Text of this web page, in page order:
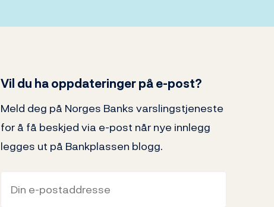
Vil du ha oppdateringer på e-post?
Meld deg på Norges Banks varslingstjeneste
for å få beskjed via e-post når nye innlegg
legges ut på Bankplassen blogg.